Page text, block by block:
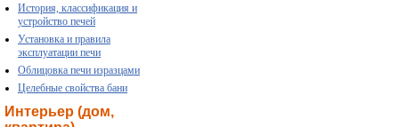
История, классификация и
устройство печей
Установка и правила
эксплуатации печи
Облицовка печи изразцами
Целебные свойства бани
Интерьер (дом,